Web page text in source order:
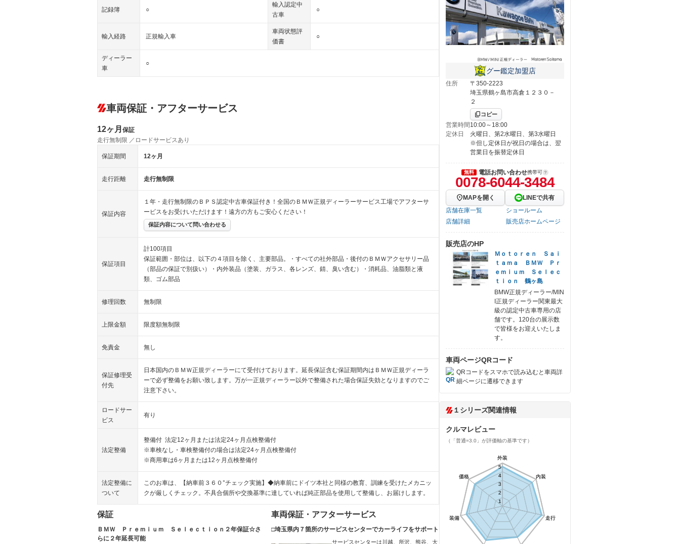
記録簿 ○
輸入認定中
古車
○
輸入経路 正規輸入車
車両状態評
価書
○
ディーラー
車
○
車両保証・アフターサービス
12ヶ月 保証
走行無制限 ／ロードサービスあり
保証期間 12ヶ月
走行距離 走行無制限
保証内容
１年・走行無制限のＢＰＳ認定中古車保証付き！全国のＢＭＷ正規ディーラーサービス工場でアフターサ
ービスをお受けいただけます！遠方の方もご安心ください！
保証内容について問い合わせる
保証項目
計100項目
保証範囲・部位は、以下の４項目を除く、主要部品。・すべての社外部品・後付のＢＭＷアクセサリー品
（部品の保証で別扱い）・内外装品（塗装、ガラス、各レンズ、錆、臭い含む）・消耗品、油脂類と液
類、ゴム部品
修理回数 無制限
上限金額 限度額無制限
免責金 無し
保証修理受
付先
日本国内のＢＭＷ正規ディーラーにて受付けております。延長保証含む保証期間内はＢＭＷ正規ディーラ
ーで必ず整備をお願い致します。万が一正規ディーラー以外で整備された場合保証失効となりますのでご
注意下さい。
ロードサー
ビス
有り
法定整備
整備付 法定12ヶ月または法定24ヶ月点検整備付
※車検なし・車検整備付の場合は法定24ヶ月点検整備付
※商用車は6ヶ月または12ヶ月点検整備付
法定整備に
ついて
このお車は、【納車前３６０°チェック実施】◆納車前にドイツ本社と同様の教育、訓練を受けたメカニッ
クが厳しくチェック。不具合個所や交換基準に達していれば純正部品を使用して整備し、お届けします。
保証
ＢＭＷ Ｐｒｅｍｉｕｍ Ｓｅｌｅｃｔｉｏｎ２年保証☆さ
らに２年延長可能
車両保証・アフターサービス
□埼玉県内７箇所のサービスセンターでカーライフをサポート
サービスセンターは川越、所沢、熊谷、大
グー鑑定加盟店
住所
〒350-2223
埼玉県鶴ヶ島市高倉１２３０－
２
コピー
営業時間 10:00～18:00
定休日
火曜日、第2水曜日、第3水曜日
※但し定休日が祝日の場合は、翌
営業日を振替定休日
無料 電話お問い合わせ携帯可
0078-6044-3484
MAPを開く
LINEで共有
店舗在庫一覧
ショールーム
店舗詳細
販売店ホームページ
販売店のHP
Ｍｏｔｏｒｅｎ Ｓａｉ
ｔａｍａ ＢＭＷ Ｐｒ
ｅｍｉｕｍ Ｓｅｌｅｃ
ｔｉｏｎ 鶴ヶ島
BMW正規ディーラー/MIN
I正規ディーラー関東最大
級の認定中古車専用の店
舗です。120台の展示数
で皆様をお迎えいたしま
す。
車両ページQRコード
QRコードをスマホで読み込むと車両詳
細ページに遷移できます
１シリーズ関連情報
クルマレビュー
（「普通=3.0」が評価軸の基準です）
外装
内装
走行
装備
価格
1
2
3
4
5
外装
内装
走行
装備
価格
1
2
3
4
5